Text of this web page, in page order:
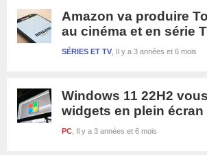
Amazon va produire
au cinéma et en série
Il y a 3 années et 6 mois
SÉRIES ET TV
Windows 11 22H2
widgets en plein écran
Il y a 3 années et 6 mois
PC